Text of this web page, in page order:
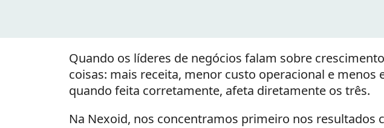
Quando os líderes de negócios falam sobre
coisas: mais receita, menor custo operacional e menos
quando feita corretamente, afeta diretamente os três.
Na Nexoid, nos concentramos primeiro nos resultados